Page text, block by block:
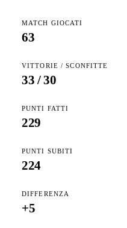
MATCH GIOCATI
63
VITTORIE / SCONFITTE
33 /30
PUNTI FATTI
229
PUNTI SUBITI
224
DIFFERENZA
+5